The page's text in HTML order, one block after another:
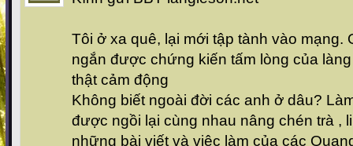
Tôi ở xa quê, lại mới tập tành vào mạng.
ngắn được chứng kiến tấm lòng của
thật cảm động
Không biết ngoài đời các anh ở dâu?
được ngồi lại cùng nhau nâng chén trà ,
những bài viết và việc làm của các